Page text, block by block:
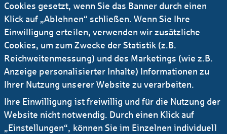
Mit unseren Datenschutzhinweisen für externe
Dienstleister informieren wir Sie darüber, welche
personenbezogenen Daten wir im Rahmen der
vereinbarten Dienstleistungen verarbeiten.
Datenschutzhinweise für externe Dienstleister
PDF | 111 KB
Cookies gesetzt, wenn Sie das Banner durch einen
Klick auf „Ablehnen“ schließen. Wenn Sie Ihre
Einwilligung erteilen, verwenden wir zusätzliche
Cookies, um zum Zwecke der Statistik (z.B.
Reichweitenmessung) und des Marketings (wie z.B.
Anzeige personalisierter Inhalte) Informationen zu
Ihrer Nutzung unserer Website zu verarbeiten.
Ihre Einwilligung ist freiwillig und für die Nutzung der
Website nicht notwendig. Durch einen Klick auf
„Einstellungen“, können Sie im Einzelnen individuell